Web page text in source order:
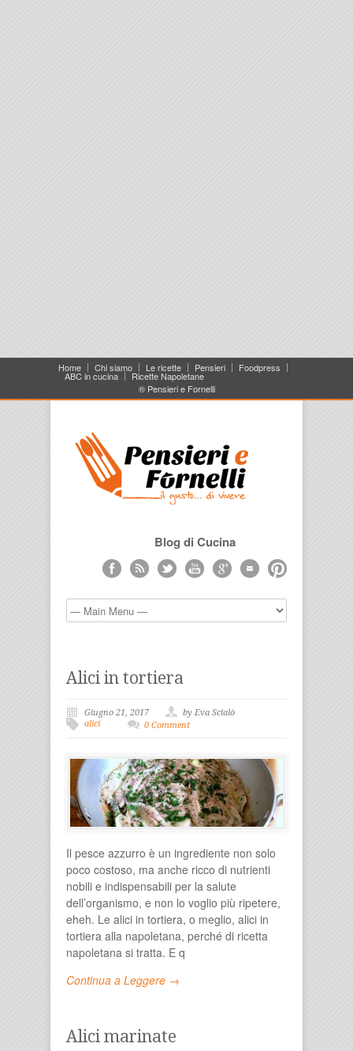
Home Chi siamo Le ricette Pensieri Foodpress
ABC in cucina
Ricette Napoletane
® Pensieri e Fornelli
Blog di Cucina
Alici in tortiera
Giugno 21, 2017
by Eva Scialò
alici
0 Comment
Il pesce azzurro è un ingrediente non solo
poco costoso, ma anche ricco di nutrienti
nobili e indispensabili per la salute
dell’organismo, e non lo voglio più ripetere,
eheh. Le alici in tortiera, o meglio, alici in
tortiera alla napoletana, perché di ricetta
napoletana si tratta. E q
Continua a Leggere →
Alici marinate